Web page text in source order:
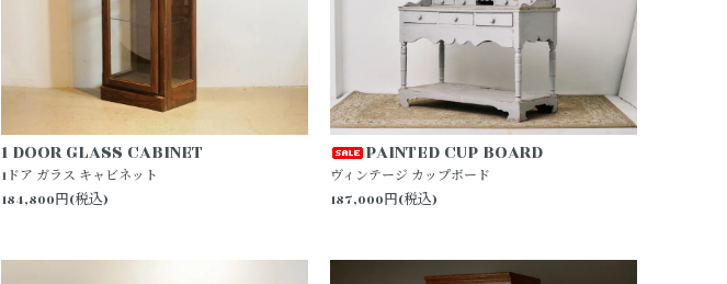
1 DOOR GLASS CABINET
1ドア ガラス キャビネット
184,800円(税込)
PAINTED CUP BOARD
ヴィンテージ カップボード
187,000円(税込)